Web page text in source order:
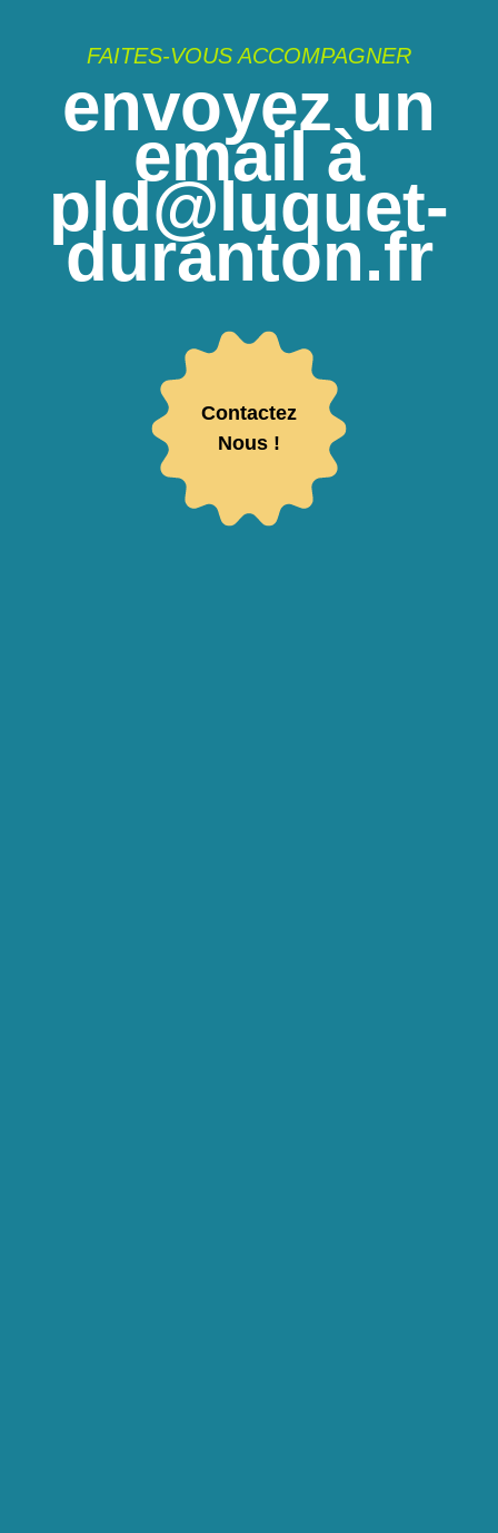
FAITES-VOUS ACCOMPAGNER
envoyez un
email à
pld@luquet-
duranton.fr
Contactez
Nous !